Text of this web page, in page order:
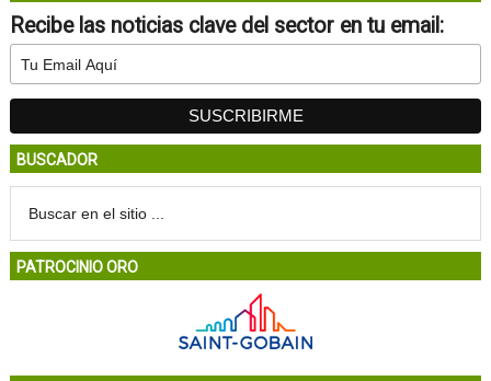
Recibe las noticias clave del sector en tu email:
BUSCADOR
PATROCINIO ORO